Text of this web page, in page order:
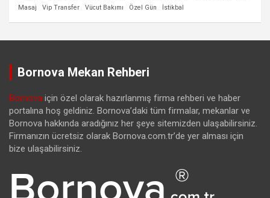
Masaj
Vip Transfer Vücut Bakımı Özel Gün İstikbal
Bornova Mekan Rehberi
Bornova için özel olarak hazırlanmış firma rehberi ve haber
portalına hoş geldiniz. Bornova’daki tüm firmalar, mekanlar ve
Bornova hakkında aradığınız her şeye sitemizden ulaşabilirsiniz.
Firmanızın ücretsiz olarak Bornova.com.tr’de yer alması için
bize ulaşabilirsiniz.